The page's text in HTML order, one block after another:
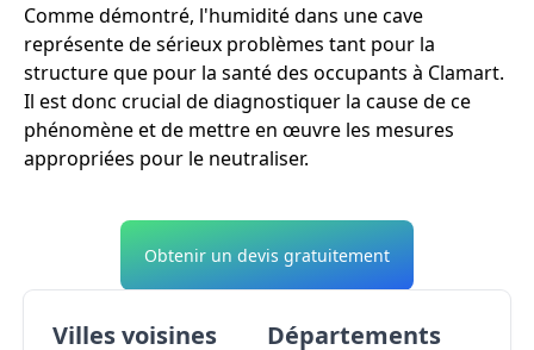
Comme démontré, l'humidité dans une cave
représente de sérieux problèmes tant pour la
structure que pour la santé des occupants à Clamart.
Il est donc crucial de diagnostiquer la cause de ce
phénomène et de mettre en œuvre les mesures
appropriées pour le neutraliser.
Obtenir un devis gratuitement
Villes voisines Départements